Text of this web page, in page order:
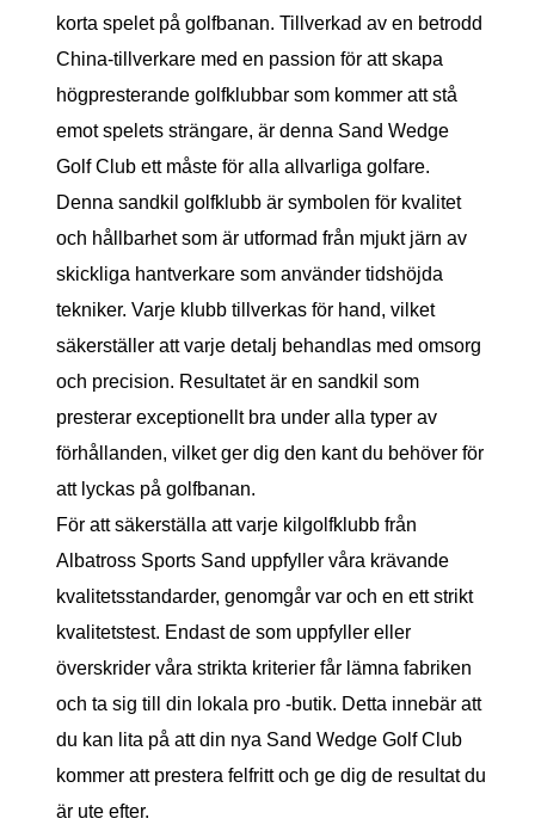
korta spelet på golfbanan. Tillverkad av en betrodd
China-tillverkare med en passion för att skapa
högpresterande golfklubbar som kommer att stå
emot spelets strängare, är denna Sand Wedge
Golf Club ett måste för alla allvarliga golfare.
Denna sandkil golfklubb är symbolen för kvalitet
och hållbarhet som är utformad från mjukt järn av
skickliga hantverkare som använder tidshöjda
tekniker. Varje klubb tillverkas för hand, vilket
säkerställer att varje detalj behandlas med omsorg
och precision. Resultatet är en sandkil som
presterar exceptionellt bra under alla typer av
förhållanden, vilket ger dig den kant du behöver för
att lyckas på golfbanan.
För att säkerställa att varje kilgolfklubb från
Albatross Sports Sand uppfyller våra krävande
kvalitetsstandarder, genomgår var och en ett strikt
kvalitetstest. Endast de som uppfyller eller
överskrider våra strikta kriterier får lämna fabriken
och ta sig till din lokala pro -butik. Detta innebär att
du kan lita på att din nya Sand Wedge Golf Club
kommer att prestera felfritt och ge dig de resultat du
är ute efter.